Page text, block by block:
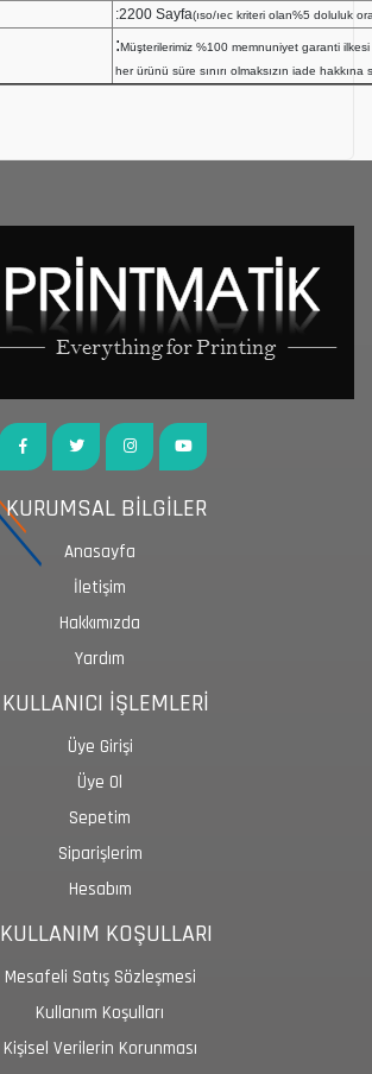
:2200 Sayfa(ıso/ıec kriteri olan%5 doluluk
:Müşterilerimiz %100 memnuniyet garanti
her ürünü süre sınırı olmaksızın iade hakkına
KURUMSAL BİLGİLER
Anasayfa
İletişim
Hakkımızda
Yardım
KULLANICI İŞLEMLERİ
Üye Girişi
Üye Ol
Sepetim
Siparişlerim
Hesabım
KULLANIM KOŞULLARI
Mesafeli Satış Sözleşmesi
Kullanım Koşulları
Kişisel Verilerin Korunması